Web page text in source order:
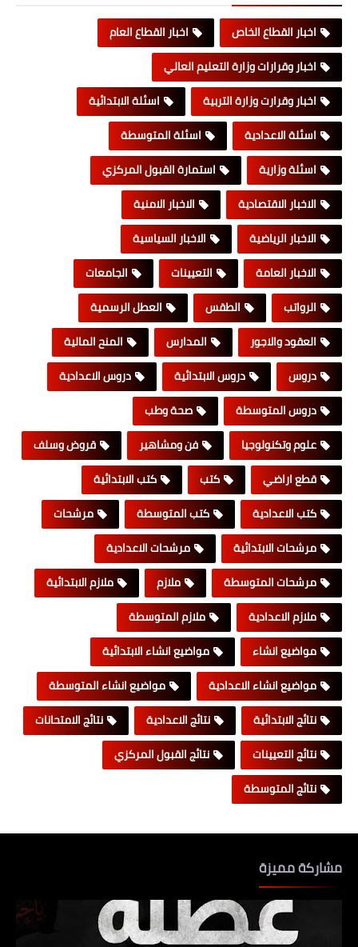
اخبار القطاع الخاص
اخبار القطاع العام
اخبار وقرارات وزارة التعليم العالي
اخبار وقرارت وزارة التربية
اسئلة الابتدائية
اسئلة الاعدادية
اسئلة المتوسطة
اسئلة وزارية
استمارة القبول المركزي
الاخبار الاقتصادية
الاخبار الامنية
الاخبار الرياضية
الاخبار السياسية
الاخبار العامة
التعيينات
الجامعات
الرواتب
الطقس
العطل الرسمية
العقود والاجور
المدارس
المنح المالية
دروس
دروس الابتدائية
دروس الاعدادية
دروس المتوسطة
صحة وطب
علوم وتكنولوجيا
فن ومشاهير
قروض وسلف
قطع اراضي
كتب
كتب الابتدائية
كتب الاعدادية
كتب المتوسطة
مرشحات
مرشحات الابتدائية
مرشحات الاعدادية
مرشحات المتوسطة
ملازم
ملازم الابتدائية
ملازم الاعدادية
ملازم المتوسطة
مواضيع انشاء
مواضيع انشاء الابتدائية
مواضيع انشاء الاعدادية
مواضيع انشاء المتوسطة
نتائج الابتدائية
نتائج الاعدادية
نتائج الامتحانات
نتائج التعيينات
نتائج القبول المركزي
نتائج المتوسطة
مشاركة مميزة